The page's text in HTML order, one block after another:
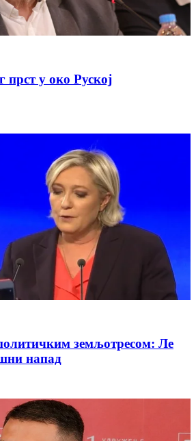
прст у око Руској
земљотресом: Ле
напад